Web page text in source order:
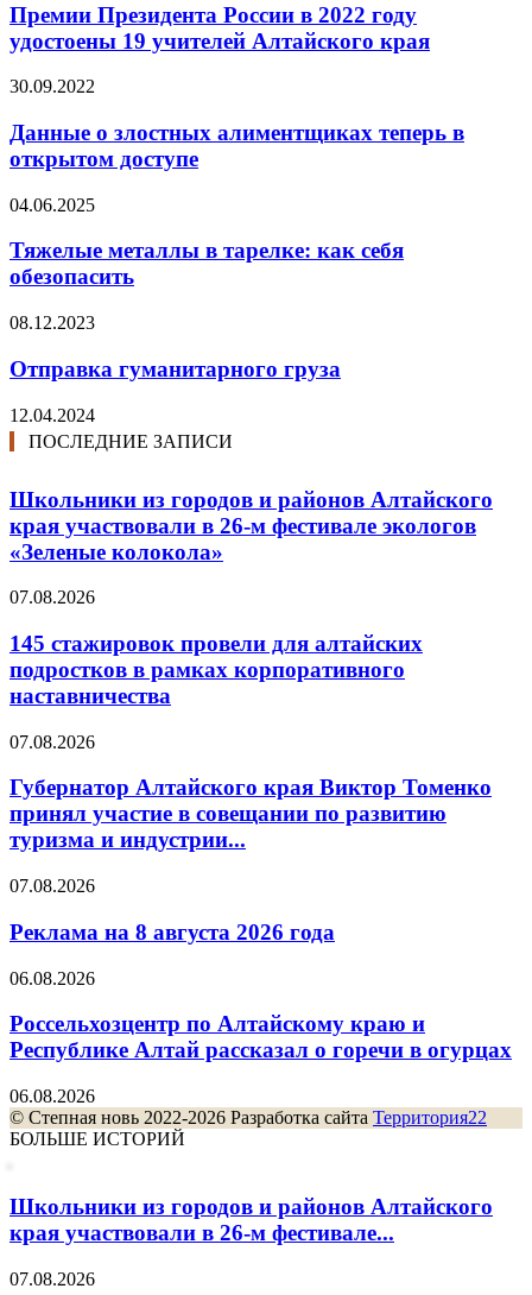
Премии Президента России в 2022 году
удостоены 19 учителей Алтайского края
30.09.2022
Данные о злостных алиментщиках теперь в
открытом доступе
04.06.2025
Тяжелые металлы в тарелке: как себя
обезопасить
08.12.2023
Отправка гуманитарного груза
12.04.2024
ПОСЛЕДНИЕ ЗАПИСИ
Школьники из городов и районов Алтайского
края участвовали в 26-м фестивале экологов
«Зеленые колокола»
07.08.2026
145 стажировок провели для алтайских
подростков в рамках корпоративного
наставничества
07.08.2026
Губернатор Алтайского края Виктор Томенко
принял участие в совещании по развитию
туризма и индустрии...
07.08.2026
Реклама на 8 августа 2026 года
06.08.2026
Россельхозцентр по Алтайскому краю и
Республике Алтай рассказал о горечи в огурцах
06.08.2026
© Степная новь 2022-2026 Разработка сайта Территория22
БОЛЬШЕ ИСТОРИЙ
Школьники из городов и районов Алтайского
края участвовали в 26-м фестивале...
07.08.2026